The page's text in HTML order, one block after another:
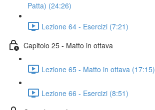
Patta) (24:26)
Lezione 64 - Esercizi (7:21)
Capitolo 25 - Matto in ottava
Lezione 65 - Matto in ottava (17:15)
Lezione 66 - Esercizi (8:51)